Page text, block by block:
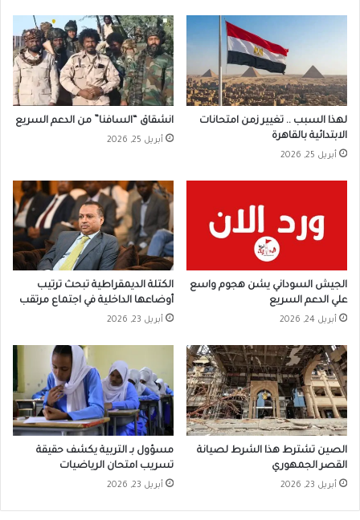
لهذا السبب .. تغيير زمن امتحانات
الابتدائية بالقاهرة
أبريل 25, 2026
انشقاق “السافنا” من الدعم السريع
أبريل 25, 2026
الجيش السوداني يشن هجوم واسع
علي الدعم السريع
أبريل 24, 2026
الكتلة الديمقراطية تبحث ترتيب
أوضاعها الداخلية في اجتماع مرتقب
أبريل 23, 2026
الصين تشترط هذا الشرط لصيانة
القصر الجمهوري
أبريل 23, 2026
مسؤول بـ التربية يكشف حقيقة
تسريب امتحان الرياضيات
أبريل 23, 2026